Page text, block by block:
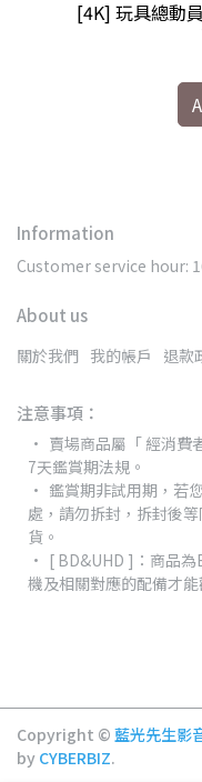
[4K] 玩具總動
Information
Customer service hour:
About us
關於我們 我的帳戶 退款
注意事項：
賣場商品屬「 經消費
7天鑑賞期法規。
鑑賞期非試用期，若
處，請勿拆封，拆封後
貨。
[ BD&UHD ]：商品
機及相關對應的配備才
Copyright © 藍光先生影
by CYBERBIZ.